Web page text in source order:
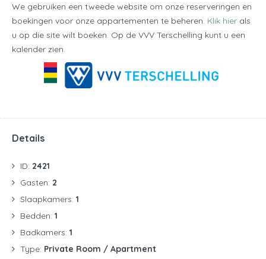
We gebruiken een tweede website om onze reserveringen en
boekingen voor onze appartementen te beheren. Klik hier als
u op die site wilt boeken. Op de VVV Terschelling kunt u een
kalender zien.
Details
ID: 2421
Gasten: 2
Slaapkamers: 1
Bedden: 1
Badkamers: 1
Type: Private Room / Apartment